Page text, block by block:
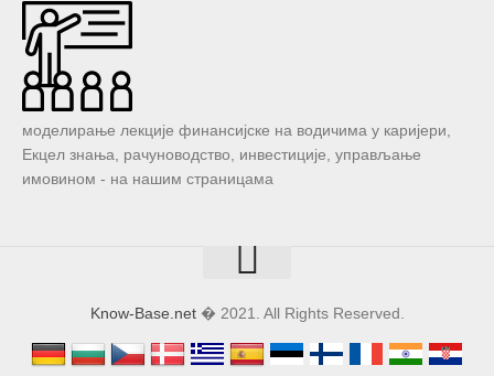
моделирање лекције финансијске на водичима у каријери,
Екцел знања, рачуноводство, инвестиције, управљање
имовином - на нашим страницама
Know-Base.net� 2021. All Rights Reserved.